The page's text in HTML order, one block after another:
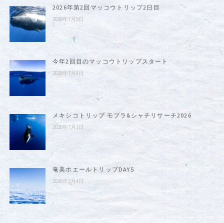
2026年第2回マッコウトリップ2日目
2026年7月9日
今年2回目のマッコウトリップスタート
2026年7月8日
メキシコトリップ モブラ&シャチリサーチ2026
2026年7月1日
奄美ホエールトリップDAY5
2026年2月4日